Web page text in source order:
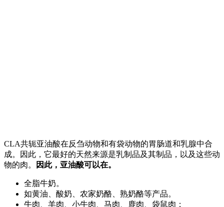
CLA共轭亚油酸在反刍动物和有袋动物的胃肠道和乳腺中合
成。因此，它最好的天然来源是乳制品及其制品，以及这些动
物的肉。
因此，亚油酸可以在。
全脂牛奶。
如黄油、酸奶、农家奶酪、熟奶酪等产品。
牛肉、羊肉、小牛肉、马肉、鹿肉、袋鼠肉；